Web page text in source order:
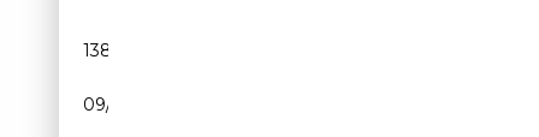
138 615 km
09/2005